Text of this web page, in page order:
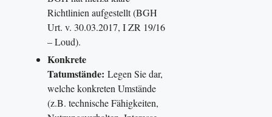
Richtlinien aufgestellt (BGH
Urt. v. 30.03.2017, I ZR 19/16
– Loud).
Konkrete
Tatumstände: Legen Sie dar,
welche konkreten Umstände
(z.B. technische Fähigkeiten,